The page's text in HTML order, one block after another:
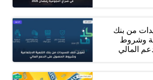
من بنك
وشروط
المالي